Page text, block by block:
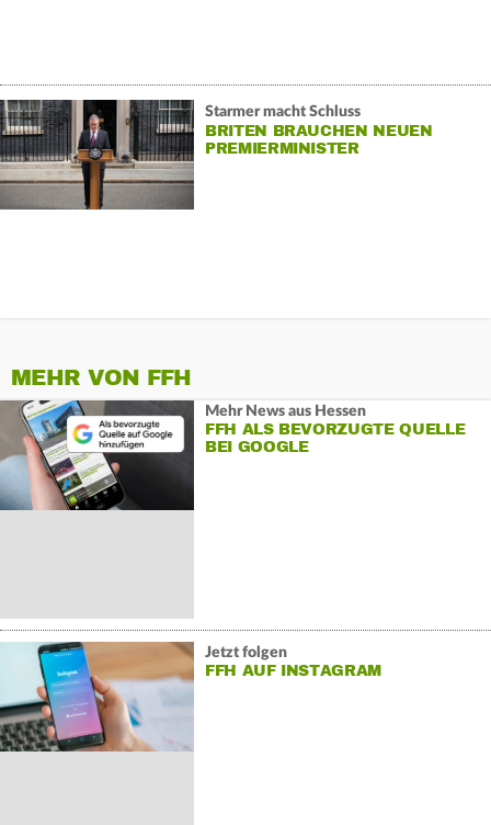
Starmer macht Schluss
BRITEN BRAUCHEN NEUEN
PREMIERMINISTER
MEHR VON FFH
Mehr News aus Hessen
FFH ALS BEVORZUGTE QUELLE
BEI GOOGLE
Jetzt folgen
FFH AUF INSTAGRAM